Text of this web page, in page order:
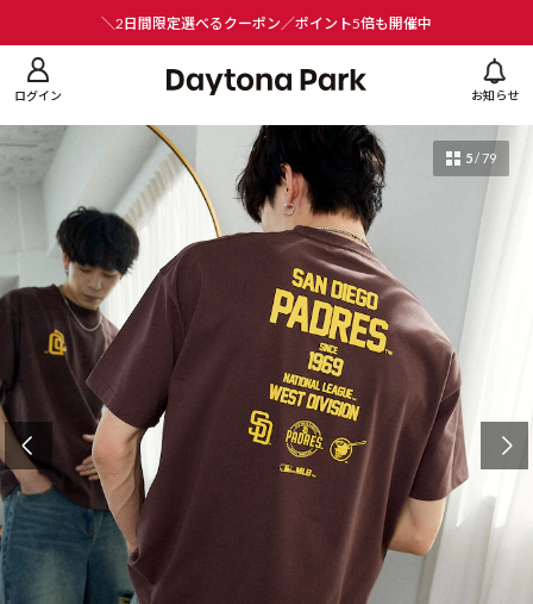
＼2日間限定選べるクーポン／ポイント5倍も開催中
ログイン お知らせ
5/79